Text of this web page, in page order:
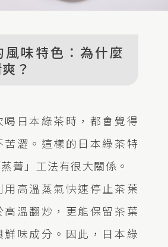
風味特色：為什麼
？
日本綠茶時，都會覺得
澀。這樣的日本綠茶特
菁」工法有很大關係。
用高溫蒸氣快速停止茶葉
高溫翻炒，更能保留茶葉
鮮味成分。因此，日本綠